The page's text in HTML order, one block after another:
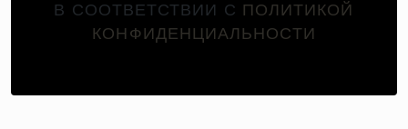
В СООТВЕТСТВИИ С ПОЛИТИКОЙ
КОНФИДЕНЦИАЛЬНОСТИ